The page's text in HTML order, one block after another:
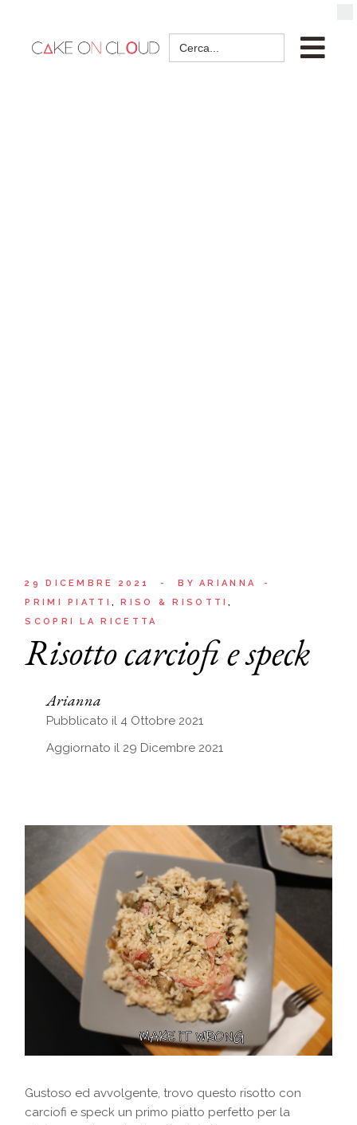
Search
for:
29 DICEMBRE 2021 BY
ARIANNA
PRIMI PIATTI
RISO & RISOTTI
SCOPRI LA RICETTA
Risotto carciofi e speck
Arianna
Pubblicato il 4 Ottobre 2021
Aggiornato il 29 Dicembre 2021
Gustoso ed avvolgente, trovo questo risotto con
carciofi e speck un primo piatto perfetto per la